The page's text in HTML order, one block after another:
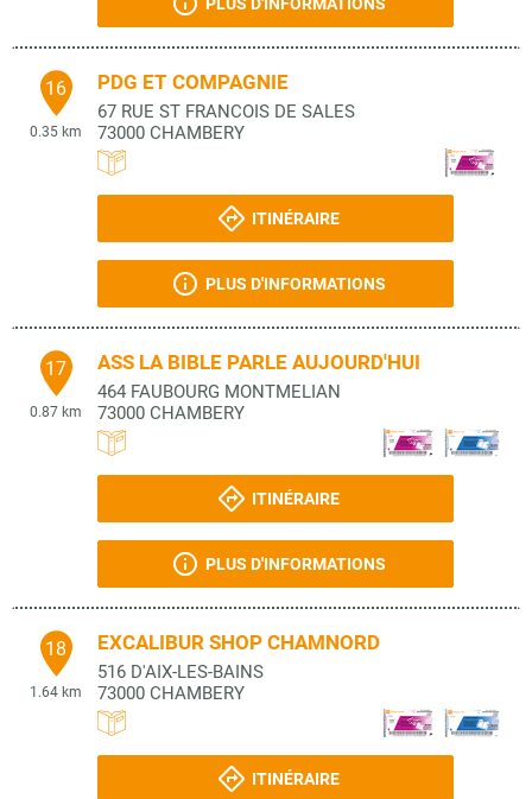
16
0.35 km
PDG ET COMPAGNIE
67 RUE ST FRANCOIS DE SALES
73000 CHAMBERY
ITINÉRAIRE
PLUS D'INFORMATIONS
17
0.87 km
ASS LA BIBLE PARLE AUJOURD'HUI
464 FAUBOURG MONTMELIAN
73000 CHAMBERY
ITINÉRAIRE
PLUS D'INFORMATIONS
18
1.64 km
EXCALIBUR SHOP CHAMNORD
516 D'AIX-LES-BAINS
73000 CHAMBERY
ITINÉRAIRE